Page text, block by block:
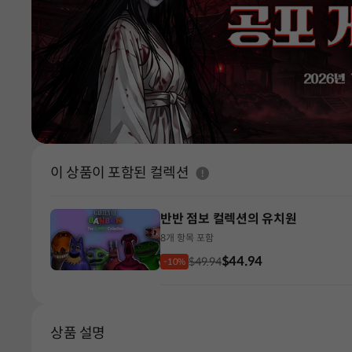
이 상품이 포함된 컬렉션 도움말
반반 점보 컬렉션의 유치원
8개 항목 포함
-10% $49.94$44.94
상품 설명